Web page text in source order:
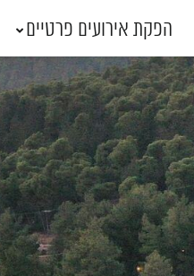
הפקת אירועים פרטיים